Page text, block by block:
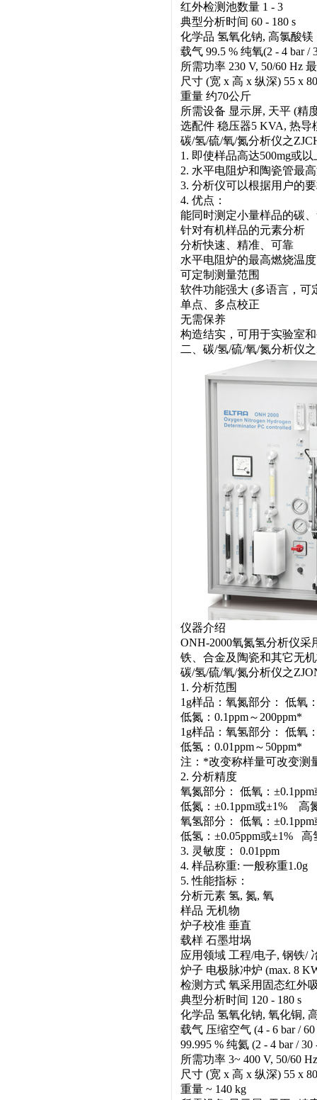
红外检测池数量 1 - 3
典型分析时间 60 - 180 s
化学品 氢氧化钠, 高氯酸镁
载气 99.5 % 纯氧(2 - 4 bar /
所需功率 230 V, 50/60 Hz
尺寸 (宽 x 高 x 纵深) 55 x
重量 约70公斤
所需设备 显示屏, 天平 (精
选配件 稳压器5 KVA, 热导
碳/氢/硫/氧/氮分析仪之
1. 即使样品高达500mg或
2. 水平电阻炉和陶瓷管最
3. 分析仪可以根据用户的
4. 优点：
能同时测定小量样品的碳
针对有机样品的元素分析
分析快速、精准、可靠
水平电阻炉的最高燃烧温
可定制测量范围
软件功能强大 (多语言，可
单点、多点校正
无需保养
构造结实，可用于实验室
二、碳/氢/硫/氧/氮分析仪
仪器介绍
ONH-2000氧氮氢分析仪
铁、合金及陶瓷和其它无
碳/氢/硫/氧/氮分析仪之
1. 分析范围
1g样品：氧氮部分： 低
低氮：0.1ppm～
1g样品：氧氢部分： 低
低氢：0.01ppm～50ppm*
注：*改变称样量可改变测
2. 分析精度
氧氮部分： 低氧：
低氮：±0.1ppm或±1% 高
氧氢部分： 低氧：
低氢：±0.05ppm或±1% 高
3. 灵敏度： 0.01ppm
4. 样品称重: 一般称重1.0g
5. 性能指标：
分析元素 氢, 氮, 氧
样品 无机物
炉子校准 垂直
载样 石墨坩埚
应用领域 工程/电子, 钢铁/
炉子 电极脉冲炉 (max. 8
检测方式 氧采用固态红外
典型分析时间 120 - 180 s
化学品 氢氧化钠, 氧化铜,
载气 压缩空气 (4 - 6 bar / 60
99.995 % 纯氦 (2 - 4 bar / 30
所需功率 3~ 400 V, 50/60
尺寸 (宽 x 高 x 纵深) 55 x
重量 ~ 140 kg